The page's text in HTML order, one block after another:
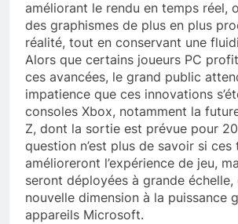
améliorant le rendu en temps réel,
des graphismes de plus en plus
réalité, tout en conservant une
Alors que certains joueurs PC
ces avancées, le grand public
impatience que ces innovations
consoles Xbox, notamment la
Z, dont la sortie est prévue pour
question n’est plus de savoir si
amélioreront l’expérience de jeu,
seront déployées à grande
nouvelle dimension à la puissance
appareils Microsoft.